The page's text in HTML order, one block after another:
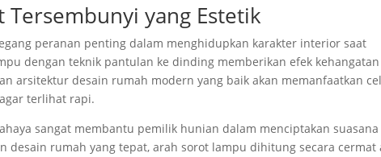
yang Estetik
peranan penting dalam menghidupkan karakter interior saat
dengan teknik pantulan ke dinding memberikan efek kehangatan
arsitektur desain rumah modern yang baik akan memanfaatkan
terlihat rapi.
sangat membantu pemilik hunian dalam menciptakan suasana
desain rumah yang tepat, arah sorot lampu dihitung secara cermat